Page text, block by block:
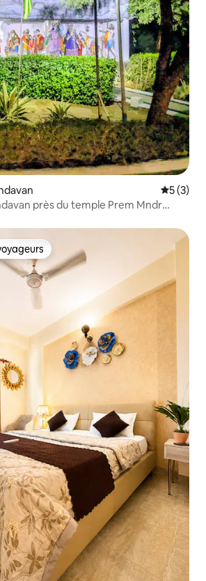
Note
5 (3)
près du temple Prem Mndr
parmi les plus aimés